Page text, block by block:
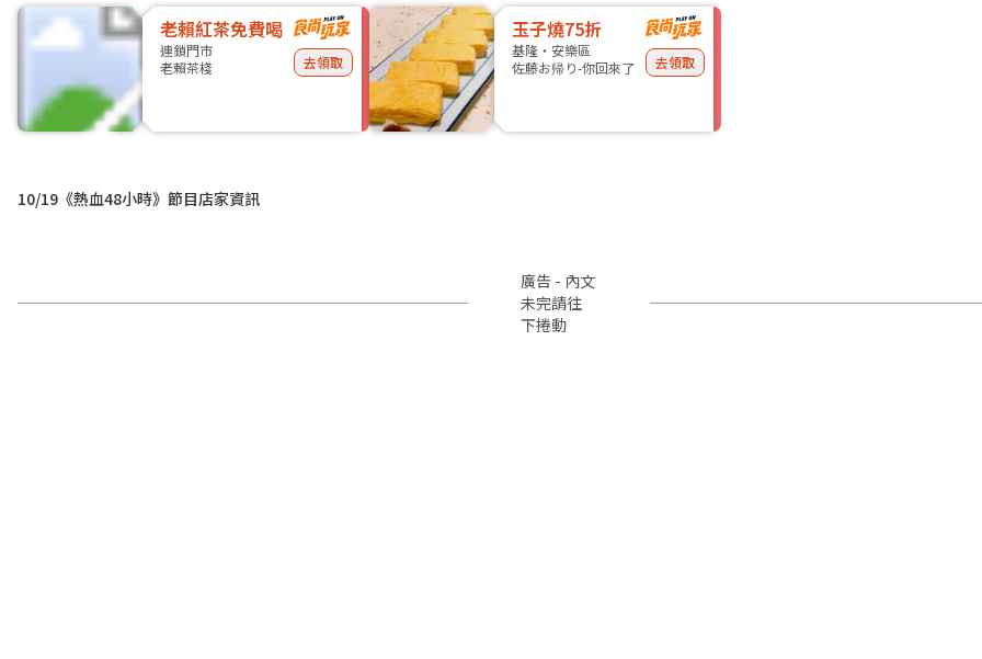
老賴紅茶免費喝
連鎖門市
老賴茶棧
去領取
玉子燒75折
基隆・安樂區
佐藤お帰り-你回來了
去領取
10/19《熱血48小時》節目店家資訊
廣告 - 內文
未完請往
下捲動